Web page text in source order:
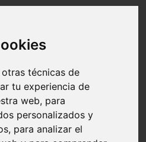
técnicas de
tu experiencia de
web, para
personalizados y
para analizar el
para Perras